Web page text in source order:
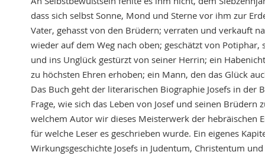
images
gallery
dass sich selbst Sonne, Mond und Sterne vor ihm zur
Vater, gehasst von den Brüdern; verraten und verkauft
wieder auf dem Weg nach oben; geschätzt von
und ins Unglück gestürzt von seiner Herrin; ein
zu höchsten Ehren erhoben; ein Mann, den das Glück
Das Buch geht der literarischen Biographie Josefs in der
Frage, wie sich das Leben von Josef und seinen Brüdern
welchem Autor wir dieses Meisterwerk der hebräischen
für welche Leser es geschrieben wurde. Ein eigenes
Wirkungsgeschichte Josefs in Judentum, Christentum